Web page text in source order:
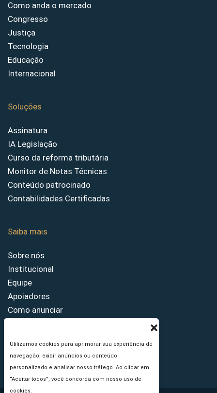
Utilizamos cookies para aprimorar sua experiência de
navegação, exibir anúncios ou conteúdo
personalizado e analisar nosso tráfego. Ao clicar em
“Aceitar todos”, você concorda com nosso uso de
cookies.
Como anda o mercado
Congresso
Justiça
Tecnologia
Educação
Internacional
Soluções
Assinatura
IA Legislação
Curso da reforma tributária
Monitor de Notas Técnicas
Conteúdo patrocinado
Contabilidades Certificadas
Saiba mais
Sobre nós
Institucional
Equipe
Apoiadores
Como anunciar
Princípios Editoriais